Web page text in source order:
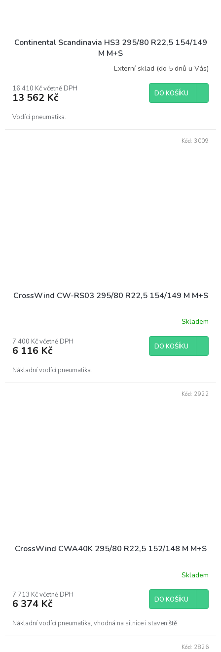
Continental Scandinavia HS3 295/80 R22,5 154/149
M M+S
Externí sklad (do 5 dnů u Vás)
16 410 Kč včetně DPH
13 562 Kč DO KOŠÍKU
Vodící pneumatika.
CrossWind CW-RS03 295/80 R22,5 154/149 M M+S
Skladem
7 400 Kč včetně DPH
6 116 Kč DO KOŠÍKU
Nákladní vodící pneumatika.
Kód: 3009
CrossWind CWA40K 295/80 R22,5 152/148 M M+S
Skladem
7 713 Kč včetně DPH
6 374 Kč DO KOŠÍKU
Nákladní vodící pneumatika, vhodná na silnice i staveniště.
Kód: 2922
Kód: 2826